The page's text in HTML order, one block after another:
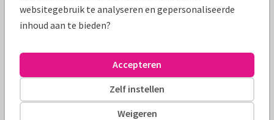
Papiersoort: Kies uit 6 luxe papiersoorten
Adres: Achterop de kaart
Formaten
websitegebruik te analyseren en gepersonaliseerde
inhoud aan te bieden?
Weigeren
Zelf instellen
Accepteren